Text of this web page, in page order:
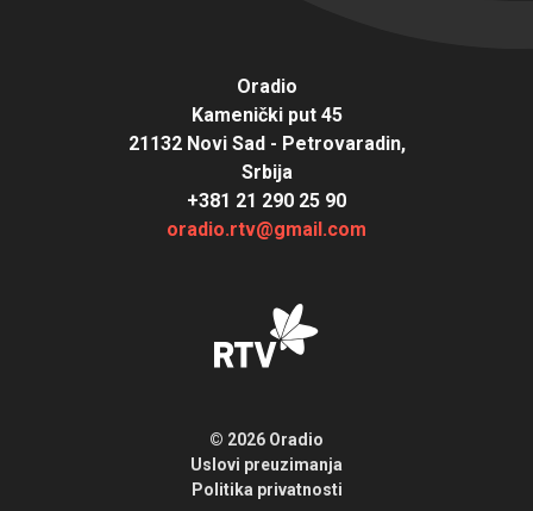
Oradio
Kamenički put 45
21132 Novi Sad - Petrovaradin,
Srbija
+381 21 290 25 90
oradio.rtv@gmail.com
© 2026 Oradio
Uslovi preuzimanja
Politika privatnosti